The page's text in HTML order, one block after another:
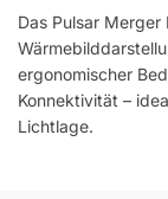
Das Pulsar Merger
ergonomischer
Konnektivität –
Lichtlage.